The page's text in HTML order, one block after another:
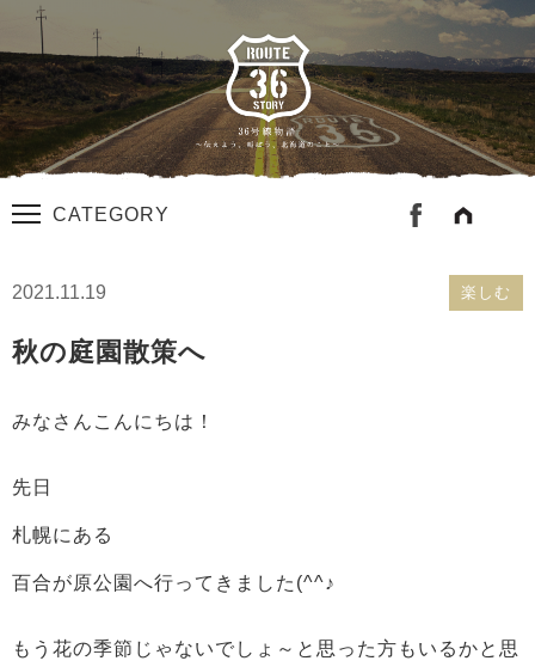
CATEGORY
2021.11.19 楽しむ
秋の庭園散策へ
みなさんこんにちは！
先日
札幌にある
百合が原公園へ行ってきました(^^♪
もう花の季節じゃないでしょ～と思った方もいるかと思